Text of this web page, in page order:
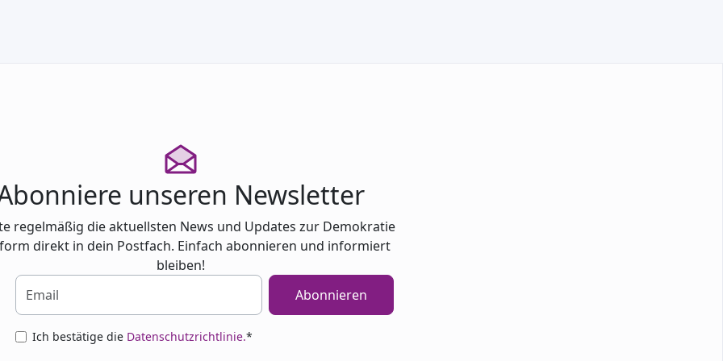
unseren Newsletter
regelmäßig die aktuellsten News und Updates zur Demokratie
direkt in dein Postfach. Einfach abonnieren und informiert
bleiben!
Ich bestätige die Datenschutzrichtlinie.*
Abonnieren